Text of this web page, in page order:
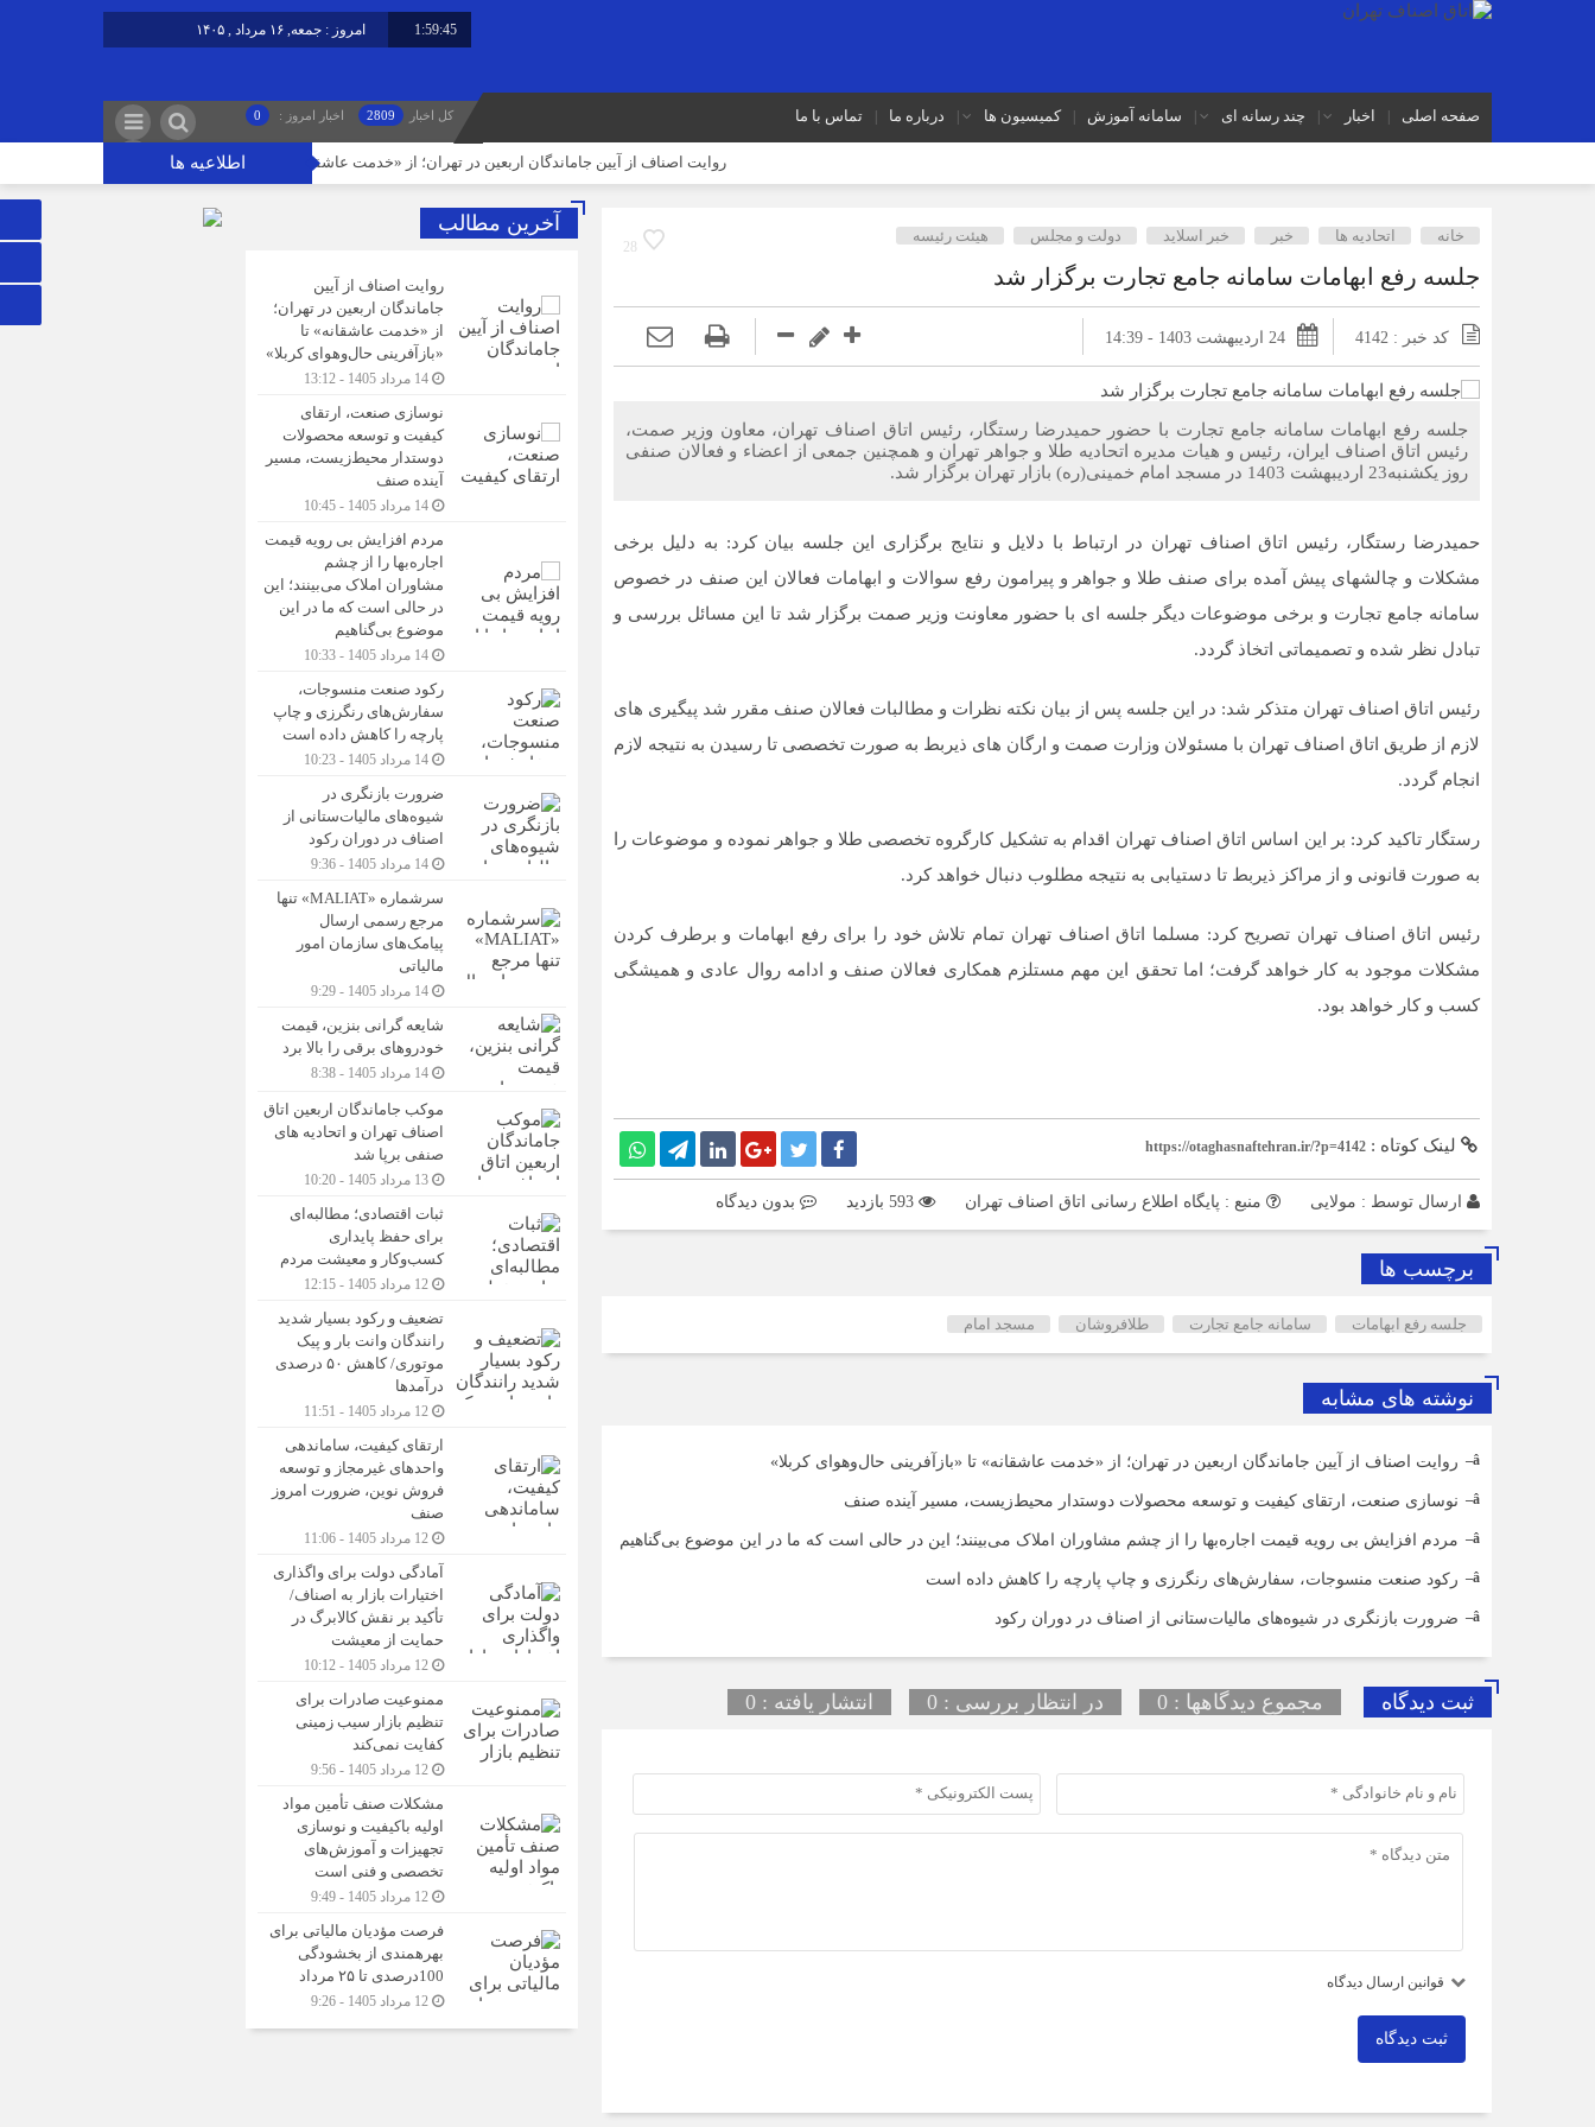
1:59:46 امروز : جمعه, ۱۶ مرداد , ۱۴۰۵
صفحه اصلی اخبار چند رسانه ای سامانه آموزش کمیسیون ها درباره ما تماس با ما کل اخبار 2809 اخبار امروز : 0
اطلاعیه ها
روایت اصناف از آیین جاماندگان اربعین در تهران؛ از «خدمت عاشقانه» تا «بازآفرینی حال‌وهوای کربلا»
28
خانه اتحادیه ها خبر خبر اسلايد دولت و مجلس هیئت رئیسه
جلسه رفع ابهامات سامانه جامع تجارت برگزار شد
کد خبر : 4142 24 اردیبهشت 1403 - 14:39
جلسه رفع ابهامات سامانه جامع تجارت با حضور حمیدرضا رستگار، رئیس اتاق اصناف تهران، معاون وزیر صمت،
رئیس اتاق اصناف ایران، رئیس و هیات مدیره اتحادیه طلا و جواهر تهران و همچنین جمعی از اعضاء و فعالان صنفی
روز یکشنبه23 اردیبهشت 1403 در مسجد امام خمینی(ره) بازار تهران برگزار شد.
حمیدرضا رستگار، رئیس اتاق اصناف تهران در ارتباط با دلایل و نتایج برگزاری این جلسه بیان کرد: به دلیل برخی
مشکلات و چالش‎های پیش آمده برای صنف طلا و جواهر و پیرامون رفع سوالات و ابهامات فعالان این صنف در خصوص
سامانه جامع تجارت و برخی موضوعات دیگر جلسه ای با حضور معاونت وزیر صمت برگزار شد تا این مسائل بررسی و
تبادل نظر شده و تصمیماتی اتخاذ گردد.
رئیس اتاق اصناف تهران متذکر شد: در این جلسه پس از بیان نکته نظرات و مطالبات فعالان صنف مقرر شد پیگیری های
لازم از طریق اتاق اصناف تهران با مسئولان وزارت صمت و ارگان های ذیربط به صورت تخصصی تا رسیدن به نتیجه لازم
انجام گردد.
رستگار تاکید کرد: بر این اساس اتاق اصناف تهران اقدام به تشکیل کارگروه تخصصی طلا و جواهر نموده و موضوعات را
به صورت قانونی و از مراکز ذیربط تا دستیابی به نتیجه مطلوب دنبال خواهد کرد.
رئیس اتاق اصناف تهران تصریح کرد: مسلما اتاق اصناف تهران تمام تلاش خود را برای رفع ابهامات و برطرف کردن
مشکلات موجود به کار خواهد گرفت؛ اما تحقق این مهم مستلزم همکاری فعالان صنف و ادامه روال عادی و همیشگی
کسب و کار خواهد بود.
لینک کوتاه : https://otaghasnaftehran.ir/?p=4142
ارسال توسط : مولایی منبع : پایگاه اطلاع ‎رسانی اتاق اصناف تهران بدون دیدگاه
برچسب ها
جلسه رفع ابهامات سامانه جامع تجارت طلافروشان مسجد امام
نوشته های مشابه
روایت اصناف از آیین جاماندگان اربعین در تهران؛ از «خدمت عاشقانه» تا «بازآفرینی حال‌وهوای کربلا»
نوسازی صنعت، ارتقای کیفیت و توسعه محصولات دوستدار محیط‌زیست، مسیر آینده صنف
مردم افزایش بی رویه قیمت اجاره‌بها را از چشم مشاوران املاک می‌بینند؛ این در حالی است که ما در این موضوع بی‌گناهیم
رکود صنعت منسوجات، سفارش‌های رنگرزی و چاپ پارچه را کاهش داده است
ضرورت بازنگری در شیوه‌های مالیات‌ستانی از اصناف در دوران رکود
ثبت دیدگاه مجموع دیدگاهها : 0 در انتظار بررسی : 0 انتشار یافته : 0
قوانین ارسال دیدگاه
ثبت دیدگاه
آخرین مطالب
روایت اصناف از آیین
جاماندگان اربعین در تهران؛
از «خدمت عاشقانه» تا
«بازآفرینی حال‌وهوای کربلا»
نوسازی صنعت، ارتقای
کیفیت و توسعه محصولات
دوستدار محیط‌زیست، مسیر
آینده صنف
مردم افزایش بی رویه قیمت
اجاره‌بها را از چشم
مشاوران املاک می‌بینند؛ این
در حالی است که ما در این
موضوع بی‌گناهیم
رکود صنعت منسوجات،
سفارش‌های رنگرزی و چاپ
پارچه را کاهش داده است
ضرورت بازنگری در
شیوه‌های مالیات‌ستانی از
اصناف در دوران رکود
سرشماره «MALIAT» تنها
مرجع رسمی ارسال
پیامک‌های سازمان امور
مالیاتی
شایعه گرانی بنزین، قیمت
خودروهای برقی را بالا برد
موکب جاماندگان اربعین اتاق
اصناف تهران و اتحادیه های
صنفی برپا شد
ثبات اقتصادی؛ مطالبه‌ای
برای حفظ پایداری
کسب‌وکار و معیشت مردم
تضعیف و رکود بسیار شدید
رانندگان وانت بار و پیک
موتوری/ کاهش ۵۰ درصدی
درآمدها
ارتقای کیفیت، ساماندهی
واحدهای غیرمجاز و توسعه
فروش نوین، ضرورت امروز
صنف
آمادگی دولت برای واگذاری
اختیارات بازار به اصناف/
تأکید بر نقش کالابرگ در
حمایت از معیشت
ممنوعیت صادرات برای
تنظیم بازار سیب زمینی
کفایت نمی‌کند
مشکلات صنف تأمین مواد
اولیه باکیفیت و نوسازی
تجهیزات و آموزش‌های
تخصصی و فنی است
فرصت مؤدیان مالیاتی برای
بهره‎مندی از بخشودگی
100درصدی تا ۲۵ مرداد